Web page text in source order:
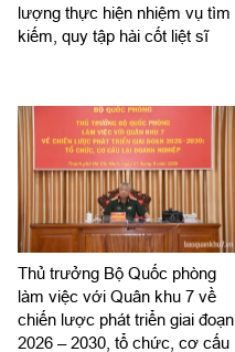
lượng thực hiện nhiệm vụ tìm
kiếm, quy tập hài cốt liệt sĩ
Thủ trưởng Bộ Quốc phòng
làm việc với Quân khu 7 về
chiến lược phát triển giai đoạn
2026 – 2030, tổ chức, cơ cấu